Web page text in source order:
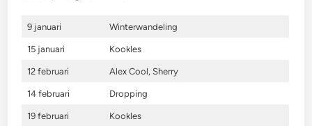
9 januari Winterwandeling
15 januari Kookles
12 februari Alex Cool, Sherry
14 februari Dropping
19 februari Kookles